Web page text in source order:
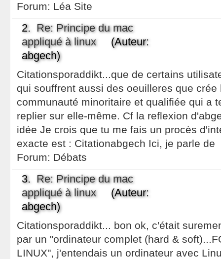
Forum: Léa Site
2. Re: Principe du mac
appliqué à linux(Auteur:
abgech)
Citationsporaddikt...que de certains
qui souffrent aussi des oeuilleres que
communauté minoritaire et qualifiée qui a
replier sur elle-même. Cf la reflexion
idée Je crois que tu me fais un procès
exacte est : Citationabgech Ici, je parle de
Forum: Débats
3. Re: Principe du mac
appliqué à linux(Auteur:
abgech)
Citationsporaddikt... bon ok, c'était
par un "ordinateur complet (hard &
LINUX", j'entendais un ordinateur avec